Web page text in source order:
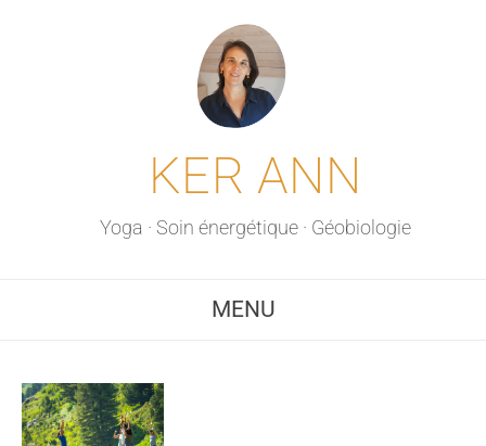
KER ANN
Yoga · Soin énergétique · Géobiologie
MENU